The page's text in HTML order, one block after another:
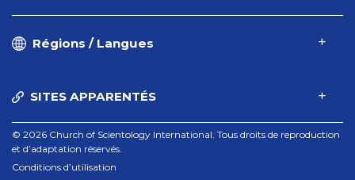
Régions / Langues
SITES APPARENTÉS
© 2026 Church of Scientology International. Tous droits de reproduction
et d’adaptation réservés.
Conditions d’utilisation